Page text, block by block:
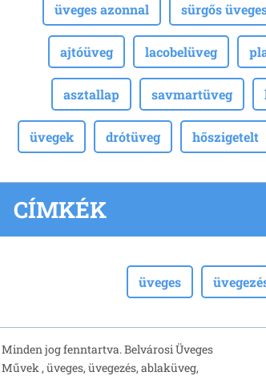
üveges azonnal sürgős
ajtóüveg lacobelüveg
asztallap savmartüveg
üvegek drótüveg hőszigetelt
CÍMKÉK
üveges
Minden jog fenntartva. Belvárosi Üveges
Művek , üveges, üvegezés, ablaküveg,